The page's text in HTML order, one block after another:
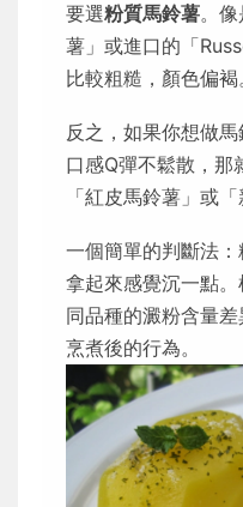
要選粉質馬鈴薯。
薯」或進口的「
比較粗糙，顏色偏褐
反之，如果你想做馬
口感Q彈不鬆散，那
「紅皮馬鈴薯」或「
一個簡單的判斷法
拿起來感覺沉一點
同品種的澱粉含量
烹煮後的行為。